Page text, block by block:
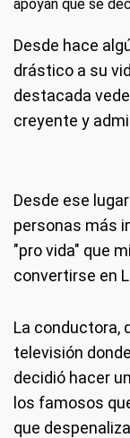
Desde hace
drástico a su
destacada
creyente y
Desde ese
personas más
"pro vida" que
convertirse en
La conductora,
televisión
decidió hacer
los famosos
que